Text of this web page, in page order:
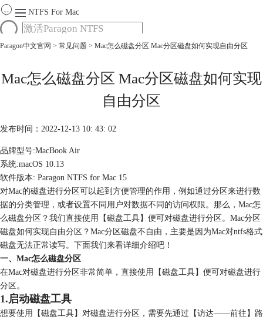
NTFS For Mac
首页
服务
Mac软件大全
购买
Paragon中文官网 > 常见问题 > Mac怎么磁盘分区 Mac分区磁盘如何实现自由分区
Mac怎么磁盘分区 Mac分区磁盘如何实现
自由分区
发布时间：2022-12-13 10: 43: 02
品牌型号:MacBook Air
系统:macOS 10.13
软件版本: Paragon NTFS for Mac 15
对Mac的磁盘进行分区可以起到方便管理的作用，例如通过分区来进行数
据的分类管理，或者设置不同用户对数据不同的访问权限。那么，Mac怎
么磁盘分区？我们直接使用【磁盘工具】便可对磁盘进行分区。Mac分区
磁盘如何实现自由分区？Mac分区磁盘不自由，主要是因为Mac对ntfs格式
磁盘无法正常读写。下面我们来看详细介绍吧！
一、Mac怎么磁盘分区
在Mac对磁盘进行分区非常简单，直接使用【磁盘工具】便可对磁盘进行
分区。
1.启动磁盘工具
想要使用【磁盘工具】对磁盘进行分区，需要先通过【访达——前往】路